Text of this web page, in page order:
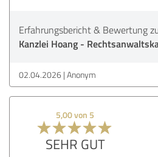
Erfahrungsbericht & Bewertung
Kanzlei Hoang -
02.04.2026 Anonym
5,00 von 5
SEHR GUT